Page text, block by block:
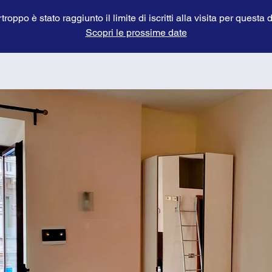
è stato raggiunto il limite di iscritti alla visita per questa
Scopri le prossime date